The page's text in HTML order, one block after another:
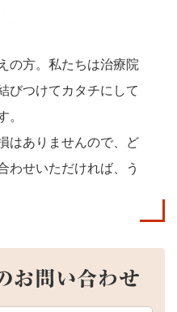
の方。私たちは治療院
びつけてカタチにして
。
はありませんので、
ど
わせいただければ、う